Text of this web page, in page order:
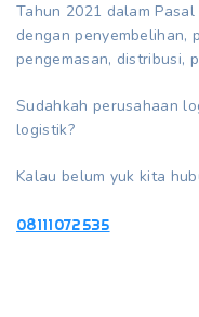
Tahun 2021 dalam
dengan penyembelihan,
pengemasan, distribusi,
Sudahkah perusahaan
logistik?
Kalau belum yuk kita
08111072535